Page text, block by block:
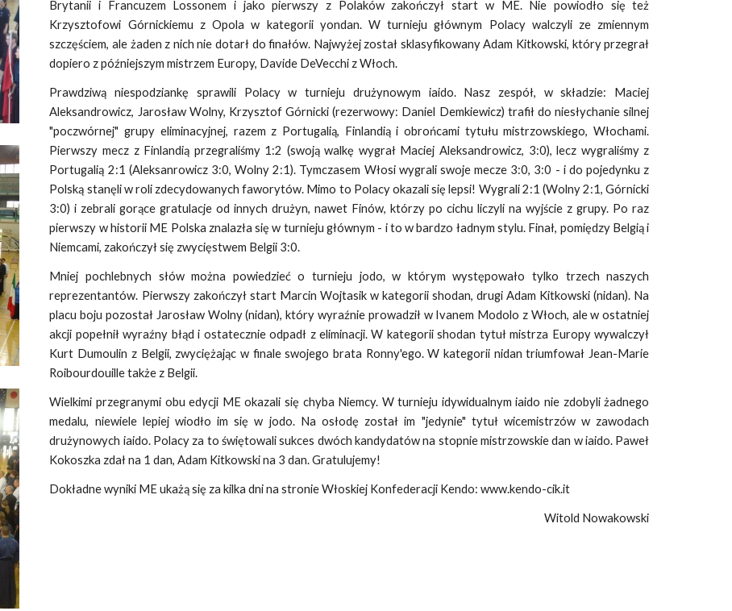
Brytanii i Francuzem Lossonem i jako pierwszy z Polaków zakończył start w ME. Nie powiodło się też
Krzysztofowi Górnickiemu z Opola w kategorii yondan. W turnieju głównym Polacy walczyli ze zmiennym
szczęściem, ale żaden z nich nie dotarł do finałów. Najwyżej został sklasyfikowany Adam Kitkowski, który przegrał
dopiero z późniejszym mistrzem Europy, Davide DeVecchi z Włoch.
Prawdziwą niespodziankę sprawili Polacy w turnieju drużynowym iaido. Nasz zespół, w składzie: Maciej
Aleksandrowicz, Jarosław Wolny, Krzysztof Górnicki (rezerwowy: Daniel Demkiewicz) trafił do niesłychanie silnej
"poczwórnej" grupy eliminacyjnej, razem z Portugalią, Finlandią i obrońcami tytułu mistrzowskiego, Włochami.
Pierwszy mecz z Finlandią przegraliśmy 1:2 (swoją walkę wygrał Maciej Aleksandrowicz, 3:0), lecz wygraliśmy z
Portugalią 2:1 (Aleksanrowicz 3:0, Wolny 2:1). Tymczasem Włosi wygrali swoje mecze 3:0, 3:0 - i do pojedynku z
Polską stanęli w roli zdecydowanych faworytów. Mimo to Polacy okazali się lepsi! Wygrali 2:1 (Wolny 2:1, Górnicki
3:0) i zebrali gorące gratulacje od innych drużyn, nawet Finów, którzy po cichu liczyli na wyjście z grupy. Po raz
pierwszy w historii ME Polska znalazła się w turnieju głównym - i to w bardzo ładnym stylu. Finał, pomiędzy Belgią i
Niemcami, zakończył się zwycięstwem Belgii 3:0.
Mniej pochlebnych słów można powiedzieć o turnieju jodo, w którym występowało tylko trzech naszych
reprezentantów. Pierwszy zakończył start Marcin Wojtasik w kategorii shodan, drugi Adam Kitkowski (nidan). Na
placu boju pozostał Jarosław Wolny (nidan), który wyraźnie prowadził w Ivanem Modolo z Włoch, ale w ostatniej
akcji popełnił wyraźny błąd i ostatecznie odpadł z eliminacji. W kategorii shodan tytuł mistrza Europy wywalczył
Kurt Dumoulin z Belgii, zwyciężając w finale swojego brata Ronny'ego. W kategorii nidan triumfował Jean-Marie
Roibourdouille także z Belgii.
Wielkimi przegranymi obu edycji ME okazali się chyba Niemcy. W turnieju idywidualnym iaido nie zdobyli żadnego
medalu, niewiele lepiej wiodło im się w jodo. Na osłodę został im "jedynie" tytuł wicemistrzów w zawodach
drużynowych iaido. Polacy za to świętowali sukces dwóch kandydatów na stopnie mistrzowskie dan w iaido. Paweł
Kokoszka zdał na 1 dan, Adam Kitkowski na 3 dan. Gratulujemy!
Dokładne wyniki ME ukażą się za kilka dni na stronie Włoskiej Konfederacji Kendo: www.kendo-cik.it
Witold Nowakowski